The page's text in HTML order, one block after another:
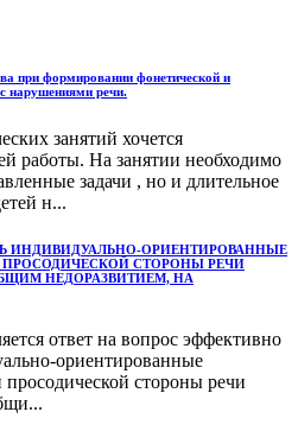
при формировании фонетической и
нарушениями речи.
занятий хочется
работы. На занятии необходимо
задачи , но и длительное
н...
ИНДИВИДУАЛЬНО-ОРИЕНТИРОВАННЫЕ
СТОРОНЫ РЕЧИ
НЕДОРАЗВИТИЕМ, НА
ответ на вопрос эффективно
ориентированные
стороны речи